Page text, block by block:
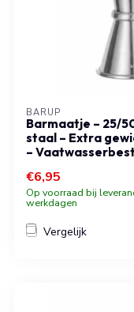
BARUP
Barmaatje – 25/
staal – Extra
–
€6,95
Op voorraad bij
werkdagen
Vergelijk